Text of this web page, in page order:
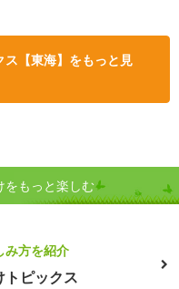
ス【東海】をもっと見
をもっと楽しむ
み方を紹介
ピックス